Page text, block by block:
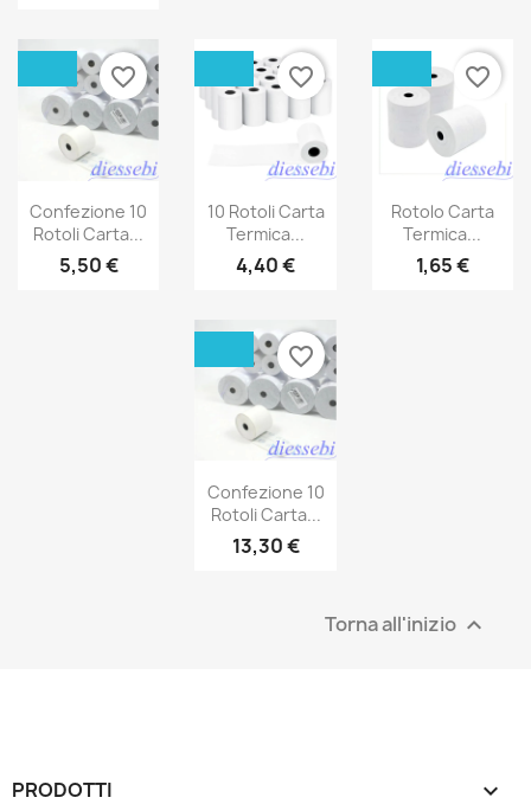
Confezione 10
Rotoli Carta...
5,50 €
favorite_border
10 Rotoli Carta
Termica...
4,40 €
favorite_border
Rotolo Carta
Termica...
1,65 €
favorite_border
Confezione 10
Rotoli Carta...
13,30 €
favorite_border
Torna all'inizio 
PRODOTTI 